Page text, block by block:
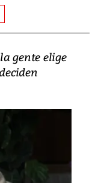
gente elige